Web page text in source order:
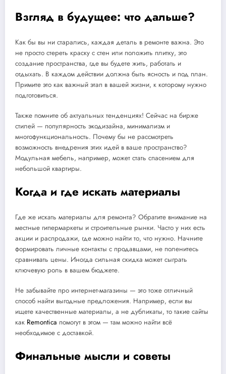
Взгляд в будущее: что дальше?
Как бы вы ни старались, каждая деталь в ремонте важна. Это
не просто стереть краску с стен или положить плитку, это
создание пространства, где вы будете жить, работать и
отдыхать. В каждом действии должна быть ясность и под план.
Примите это как важный этап в вашей жизни, к которому нужно
подготовиться.
Также помните об актуальных тенденциях! Сейчас на бирже
стилей — популярность экодизайна, минимализм и
многофункциональность. Почему бы не рассмотреть
возможность внедрения этих идей в ваше пространство?
Модульная мебель, например, может стать спасением для
небольшой квартиры.
Когда и где искать материалы
Где же искать материалы для ремонта? Обратите внимание на
местные гипермаркеты и строительные рынки. Часто у них есть
акции и распродажи, где можно найти то, что нужно. Начните
формировать личные контакты с продавцами, не поленитесь
сравнивать цены. Иногда сильная скидка может сыграть
ключевую роль в вашем бюджете.
Не забывайте про интернет-магазины — это тоже отличный
способ найти выгодные предложения. Например, если вы
ищете качественные материалы, а не дубликаты, то такие сайты
как Remontica помогут в этом — там можно найти всё
необходимое с доставкой.
Финальные мысли и советы